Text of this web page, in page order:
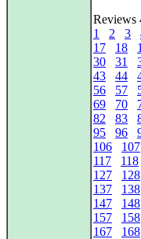
Reviews
1
2 3
17
18
30
31
43
44
56
57
69
70
82
83
95
96
106
107
117
118
127
128
137
138
147
148
157
158
167
168